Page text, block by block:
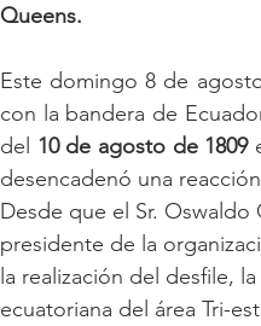
Queens.
Este domingo 8 de
con la bandera de
del 10 de agosto de 1809
desencadenó una
Desde que el Sr. Oswaldo
presidente de la
la realización del desfile,
ecuatoriana del área Tri-